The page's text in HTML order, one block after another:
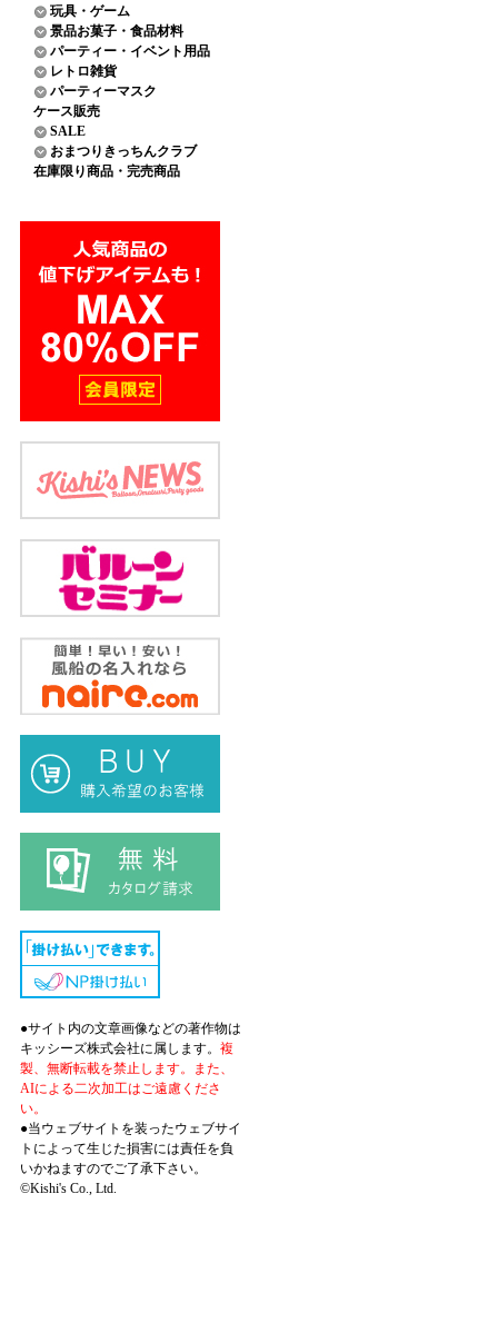
玩具・ゲーム
景品お菓子・食品材料
パーティー・イベント用品
レトロ雑貨
パーティーマスク
ケース販売
SALE
おまつりきっちんクラブ
在庫限り商品・完売商品
●サイト内の文章画像などの著作物は
キッシーズ株式会社に属します。 複
製、無断転載を禁止します。また、
AIによる二次加工はご遠慮くださ
い。
●当ウェブサイトを装ったウェブサイ
トによって生じた損害には責任を負
いかねますのでご了承下さい。
©Kishi's Co., Ltd.